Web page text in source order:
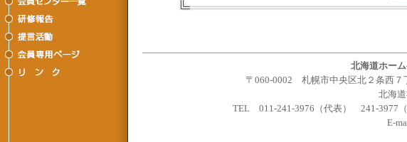
北海道ホー
〒060-0002 札幌市中央区北２条西
北海
TEL 011-241-3976（代表） 241-3977
E-